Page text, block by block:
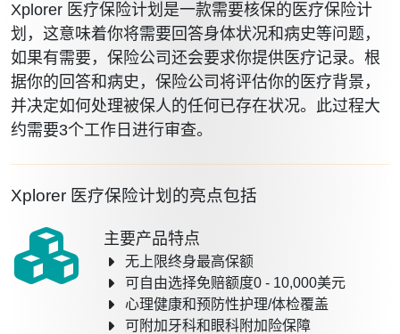
Xplorer 医疗保险计划是一款需要核保的医疗保险计
划，这意味着你将需要回答身体状况和病史等问题，
如果有需要，保险公司还会要求你提供医疗记录。根
据你的回答和病史，保险公司将评估你的医疗背景，
并决定如何处理被保人的任何已存在状况。此过程大
约需要3个工作日进行审查。
Xplorer 医疗保险计划的亮点包括
主要产品特点
无上限终身最高保额
可自由选择免赔额度0 - 10,000美元
心理健康和预防性护理/体检覆盖
可附加牙科和眼科附加险保障